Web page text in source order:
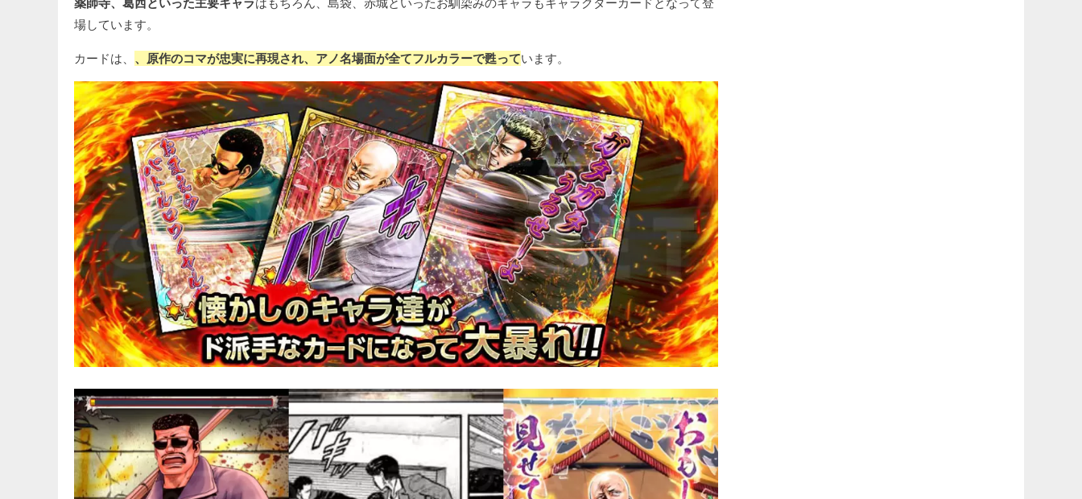
薬師寺、葛西といった主要キャラはもちろん、島袋、赤城といったお馴染みのキャラもキャラクターカードとなって登
場しています。
カードは、 、原作のコマが忠実に再現され、アノ名場面が全てフルカラーで甦っています。